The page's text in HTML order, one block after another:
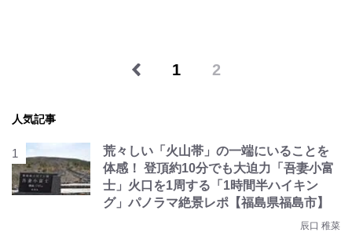
1 2
人気記事
荒々しい「火山帯」の一端にいることを
体感！ 登頂約10分でも大迫力「吾妻小富
士」火口を1周する「1時間半ハイキン
グ」パノラマ絶景レポ【福島県福島市】
辰口 稚菜